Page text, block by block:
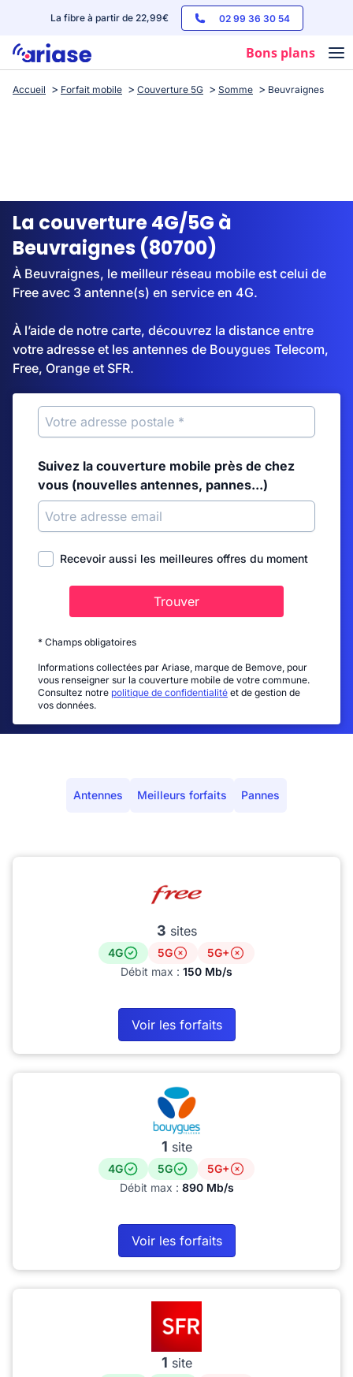
La fibre à partir de 22,99€ 02 99 36 30 54
Bons plans
Box internet
Streaming
Accueil Forfait mobile Couverture 5G Somme Beuvraignes
La couverture 4G/5G à
Beuvraignes (80700)
À Beuvraignes, le meilleur réseau mobile est celui de
Free avec 3 antenne(s) en service en 4G.
À l’aide de notre carte, découvrez la distance entre
votre adresse et les antennes de Bouygues Telecom,
Free, Orange et SFR.
Suivez la couverture mobile près de chez
vous (nouvelles antennes, pannes...)
Recevoir aussi les meilleures offres du moment
Trouver
* Champs obligatoires
Informations collectées par Ariase, marque de Bemove, pour
vous renseigner sur la couverture mobile de votre commune.
Consultez notre politique de confidentialité et de gestion de
vos données.
Antennes Meilleurs forfaits Pannes
3 sites
4G 5G
5G+
Débit max : 150 Mb/s
Voir les forfaits
1 site
4G 5G
5G+
Débit max : 890 Mb/s
Voir les forfaits
1 site